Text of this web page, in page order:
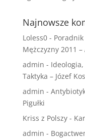
Najnowsze
Loless0-
Mężczyzny 2011
admin -
Taktyka – Józef
admin -
Pigułki
Kriss z Polszy-
admin -